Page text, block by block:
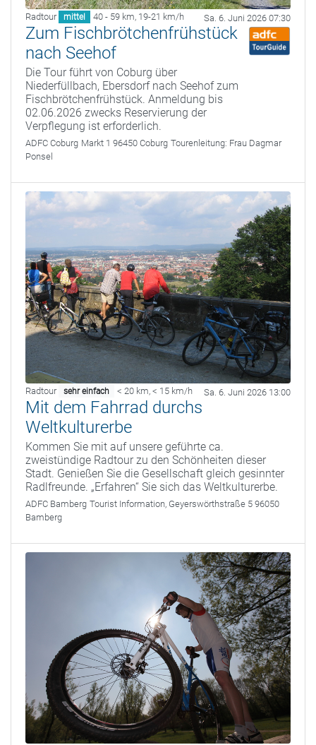
Radtour mittel 40 - 59 km, 19-21 km/h Sa. 6. Juni 2026 07:30
Zum Fischbrötchenfrühstück
nach Seehof
Die Tour führt von Coburg über
Niederfüllbach, Ebersdorf nach Seehof zum
Fischbrötchenfrühstück. Anmeldung bis
02.06.2026 zwecks Reservierung der
Verpflegung ist erforderlich.
ADFC Coburg Markt 1 96450 Coburg Tourenleitung: Frau Dagmar
Ponsel
Radtour sehr einfach < 20 km, < 15 km/h Sa. 6. Juni 2026 13:00
Mit dem Fahrrad durchs
Weltkulturerbe
Kommen Sie mit auf unsere geführte ca.
zweistündige Radtour zu den Schönheiten dieser
Stadt. Genießen Sie die Gesellschaft gleich gesinnter
Radlfreunde. „Erfahren“ Sie sich das Weltkulturerbe.
ADFC Bamberg Tourist Information, Geyerswörthstraße 5 96050
Bamberg